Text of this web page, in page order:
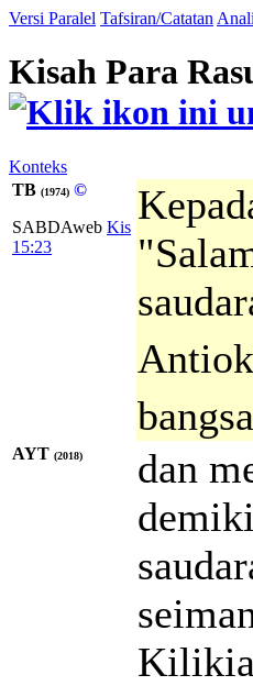
Versi Paralel Tafsiran/Catatan
Kisah Para
Konteks
TB (1974) ©
SABDAweb Kis
15:23
AYT (2018)
dan